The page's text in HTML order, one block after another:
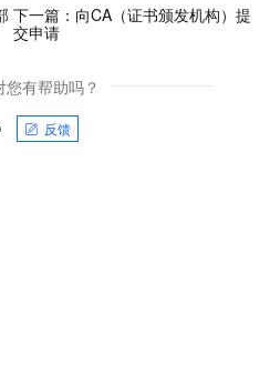
下一篇： 向CA（证书颁发机构）提
交申请
您有帮助吗？
反馈